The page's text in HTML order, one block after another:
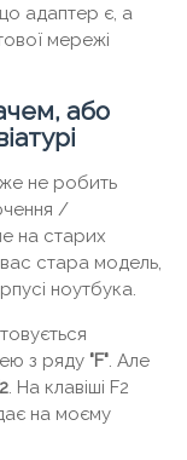
адаптер є, а
мережі
або
не робить
/
на старих
стара модель,
ноутбука.
з ряду "F". Але
. На клавіші F2
на моєму